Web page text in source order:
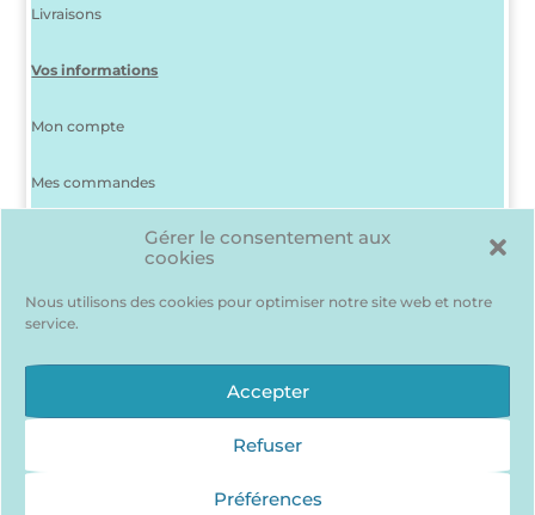
Gérer le consentement aux
cookies
Nous utilisons des cookies pour optimiser notre site web et notre
service.
Accepter
Refuser
Préférences
Livraisons
Vos informations
Mon compte
Mes commandes
J’ai perdu mon mot de passe
Déconnexion
Des produits me plaisent mais je suis indécis(e) ? Pas de
problème, pour les garder en mémoire…
J’accède à ma liste d’envie !